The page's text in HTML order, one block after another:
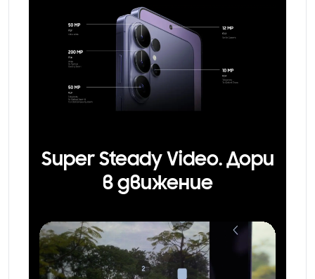
Super Steady Video. Дори
в движение